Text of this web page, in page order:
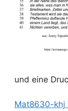
und eine
Mat8630-khj